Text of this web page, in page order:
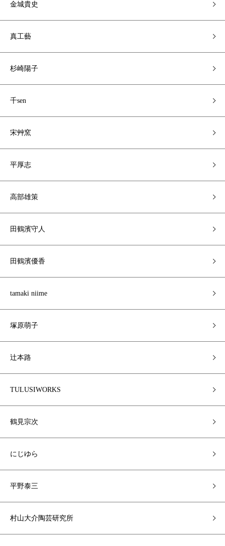
金城貴史
真工藝
杉崎陽子
千sen
宋艸窯
平厚志
高部雄策
田鶴濱守人
田鶴濱優香
tamaki niime
塚原萌子
辻本路
TULUSIWORKS
鶴見宗次
にじゆら
平野泰三
村山大介陶芸研究所